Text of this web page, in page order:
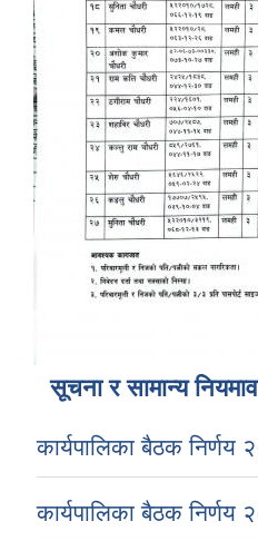
सूचना र सामान्य
कार्यपालिका बैठक
कार्यपालिका बैठक निर्णय